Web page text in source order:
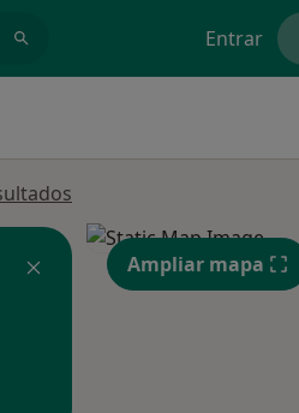
Entrar
Ampliar mapa